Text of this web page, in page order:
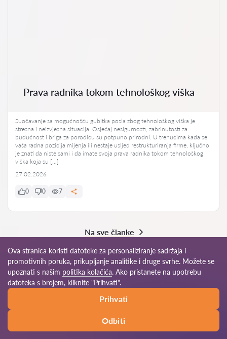
Prava radnika tokom tehnološkog viška
Suočavanje sa mogućnošću gubitka posla zbog tehnološkog viška je
stresna i neizvjesna situacija. Osjećaj nesigurnosti, zabrinutosti za
budućnost i briga za porodicu su potpuno prirodni. U trenucima kada se
vaša radna pozicija mijenja ili nestaje usljed restrukturiranja firme, ključno
je znati da niste sami i da imate svoja prava radnika tokom tehnološkog
viška koja su […]
27.02.2026
0 0 7
Na sve članke
© 2026 Advokati-ba.com
Mapa sajta
Ova stranica koristi datoteke za personaliziranje sadržaja i
promotivnih poruka, prikupljanje analitike i druge svrhe. Možete se
upoznati s našim politika kolačića. Ako pristanete na upotrebu
datoteka s brojem, kliknite "Prihvati".
Prihvati
Odbiti